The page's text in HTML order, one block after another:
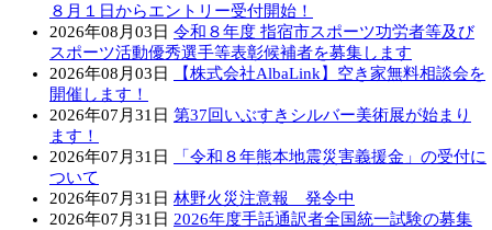
８月１日からエントリー受付開始！
2026年08月03日 令和８年度 指宿市スポーツ功労者等及び
スポーツ活動優秀選手等表彰候補者を募集します
2026年08月03日
【株式会社AlbaLink】空き家無料相談会を
開催します！
2026年07月31日 第37回いぶすきシルバー美術展が始まり
ます！
2026年07月31日
「令和８年熊本地震災害義援金」の受付に
ついて
2026年07月31日 林野火災注意報 発令中
2026年07月31日 2026年度手話通訳者全国統一試験の募集